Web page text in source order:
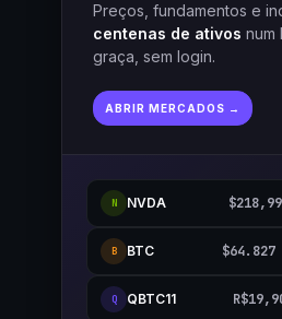
Preços, fundamentos e
centenas de ativos num
graça, sem login.
ABRIR MERCADOS →
N NVDA $218,99
B BTC $64.827
Q QBTC11